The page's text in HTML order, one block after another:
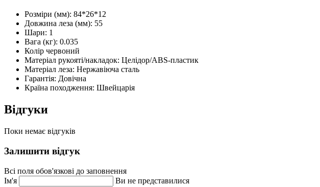
Розміри (мм): 84*26*12
Довжина леза (мм): 55
Шари: 1
Вага (кг): 0.035
Колір червоний
Матеріал рукояті/накладок: Целідор/ABS-пластик
Матеріал леза: Нержавіюча сталь
Гарантія: Довічна
Країна походження: Швейцарія
Відгуки
Поки немає відгуків
Залишити відгук
Всі поля обов'язкові до заповнення
Ім'я
Ви не представилися